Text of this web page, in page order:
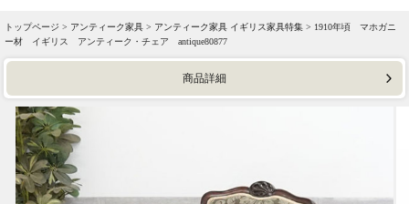
トップページ > アンティーク家具 > アンティーク家具 イギリス家具特集 > 1910年頃 マホガニ
ー材 イギリス アンティーク・チェア antique80877
商品詳細